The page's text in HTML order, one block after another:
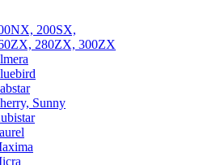
200SX,
280ZX, 300ZX
Sunny